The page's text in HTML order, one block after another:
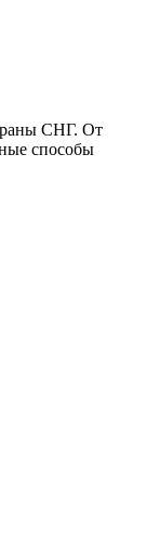
СНГ. От
способы